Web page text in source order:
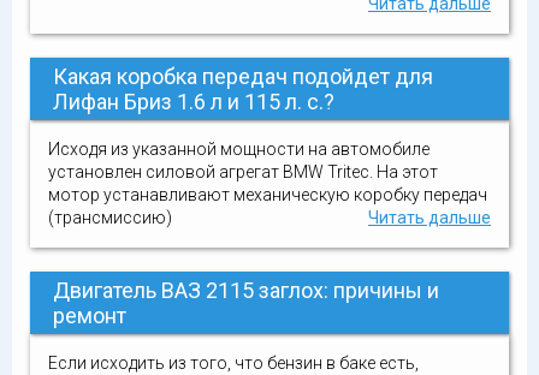
Какая коробка передач подойдет для
Лифан Бриз 1.6 л и 115 л. с.?
Исходя из указанной мощности на автомобиле
установлен силовой агрегат BMW Tritec. На этот
мотор устанавливают механическую коробку передач
(трансмиссию)
Читать дальше
Двигатель ВАЗ 2115 заглох: причины и
ремонт
Если исходить из того, что бензин в баке есть,